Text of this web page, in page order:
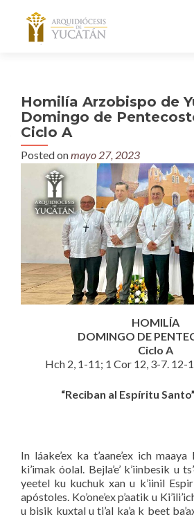
Homilía Arzobispo de
Domingo de
Ciclo A
Posted onmayo 27, 2023
HOMILÍA
DOMINGO DE
Ciclo A
Hch 2, 1-11; 1 Cor 12, 3-7. 12-
“Reciban al Espíritu
In láake’ex ka t’aane’ex ich
ki’imak óolal. Bejla’e’ k’iinbesik u
yeetel ku kuchuk xan u k’iinil
apóstoles. Ko’one’ex p’aatik u
u bisik kuxtal u ti’al ka’a k beet